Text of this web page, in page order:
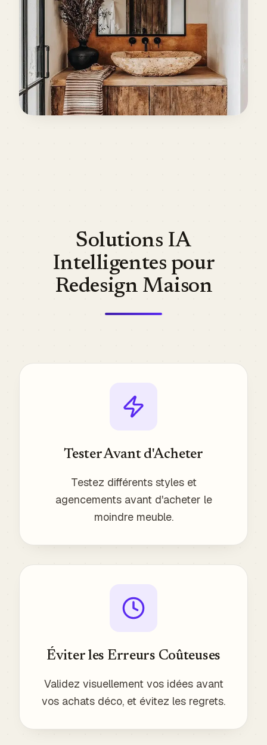
Solutions IA
Intelligentes pour
Redesign Maison
Tester Avant d'Acheter
Testez différents styles et
agencements avant d'acheter le
moindre meuble.
Éviter les Erreurs Coûteuses
Validez visuellement vos idées avant
vos achats déco, et évitez les regrets.